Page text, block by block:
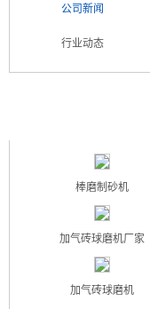
公司新闻
行业动态
棒磨制砂机
加气砖球磨机厂家
加气砖球磨机